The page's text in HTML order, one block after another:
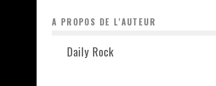
A PROPOS DE L'AUTEUR
Daily Rock